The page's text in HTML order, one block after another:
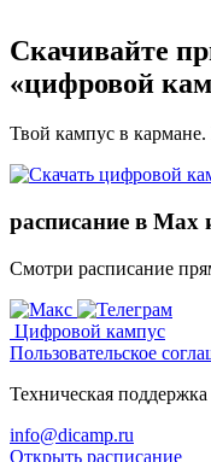
Скачивайте
«цифровой
Твой кампус в
расписание в Max
Смотри расписание
Цифровой кампус
Пользовательское
Техническая поддержка
info@dicamp.ru
Открыть расписание